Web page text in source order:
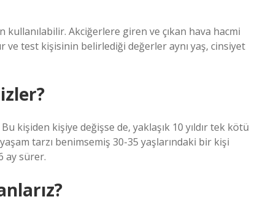
Akciğerlere giren ve çıkan hava hacmi
ve test kişisinin belirlediği değerler aynı yaş, cinsiyet
kişiden kişiye değişse de, yaklaşık 10 yıldır tek kötü
tarzı benimsemiş 30-35 yaşlarındaki bir kişi
ay sürer.